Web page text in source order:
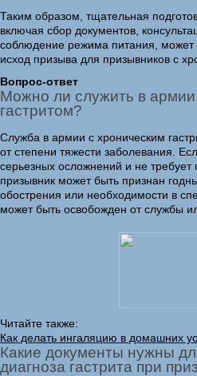
Таким образом, тщательная
включая сбор документов,
соблюдение режима питания, может
исход призыва для призывников с
Вопрос-ответ
Можно ли служить в армии
гастритом?
Служба в армии с хроническим
от степени тяжести заболевания.
серьезных осложнений и не требует
призывник может быть признан
обострения или необходимости в
может быть освобожден от службы
Читайте также:
Как делать ингаляцию в домашних
Какие документы нужны
диагноза гастрита при